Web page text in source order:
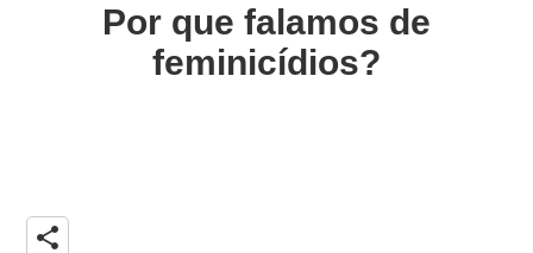
Por que falamos de
feminicídios?
share